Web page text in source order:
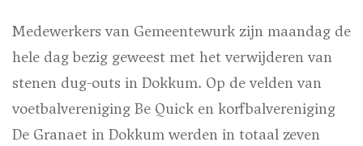
Medewerkers van Gemeentewurk zijn maandag de
hele dag bezig geweest met het verwijderen van
stenen dug-outs in Dokkum. Op de velden van
voetbalvereniging Be Quick en korfbalvereniging
De Granaet in Dokkum werden in totaal zeven